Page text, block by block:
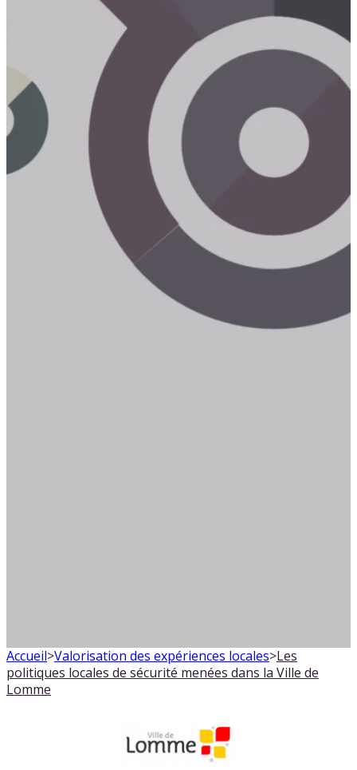
Accueil>Valorisation des expériences locales>Les
politiques locales de sécurité menées dans la Ville de
Lomme